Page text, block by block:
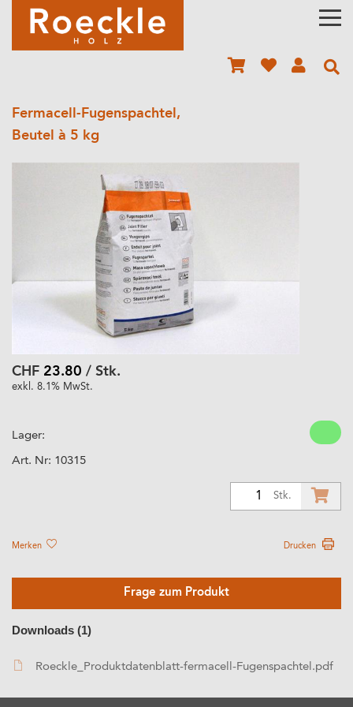
Fermacell-Fugenspachtel,
Beutel à 5 kg
CHF 23.80 / Stk.
exkl. 8.1% MwSt.
Lager:
Art. Nr: 10315
Stk.
Merken Drucken
Frage zum Produkt
Downloads (1)
Roeckle_Produktdatenblatt-fermacell-Fugenspachtel.pdf